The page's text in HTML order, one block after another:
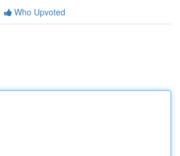
Who Upvoted